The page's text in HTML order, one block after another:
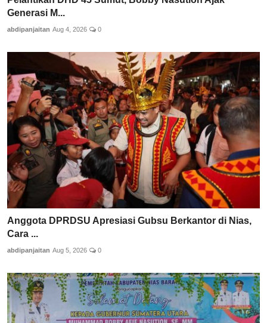
Generasi M...
abdipanjaitan Aug 4, 2026 0
Anggota DPRDSU Apresiasi Gubsu Berkantor di Nias,
Cara ...
abdipanjaitan Aug 5, 2026 0